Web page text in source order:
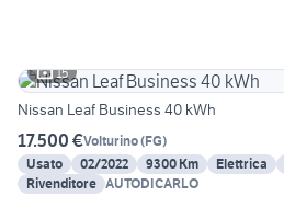
15
Nissan Leaf Business 40 kWh
17.500 €Volturino(FG)
Usato
02/2022 9300 Km Elettrica
Rivenditore AUTODICARLO